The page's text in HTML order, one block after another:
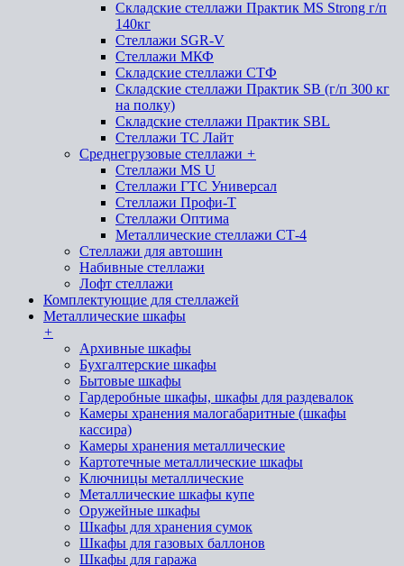
Складские стеллажи Практик MS Strong г/п
140кг
Стеллажи SGR-V
Стеллажи МКФ
Складские стеллажи СТФ
Складские стеллажи Практик SB (г/п 300 кг
на полку)
Складские стеллажи Практик SBL
Стеллажи ТС Лайт
Среднегрузовые стеллажи +
Стеллажи MS U
Стеллажи ГТС Универсал
Стеллажи Профи-Т
Стеллажи Оптима
Металлические стеллажи СТ-4
Стеллажи для автошин
Набивные стеллажи
Лофт стеллажи
Комплектующие для стеллажей
Металлические шкафы
+
Архивные шкафы
Бухгалтерские шкафы
Бытовые шкафы
Гардеробные шкафы, шкафы для раздевалок
Камеры хранения малогабаритные (шкафы
кассира)
Камеры хранения металлические
Картотечные металлические шкафы
Ключницы металлические
Металлические шкафы купе
Оружейные шкафы
Шкафы для хранения сумок
Шкафы для газовых баллонов
Шкафы для гаража